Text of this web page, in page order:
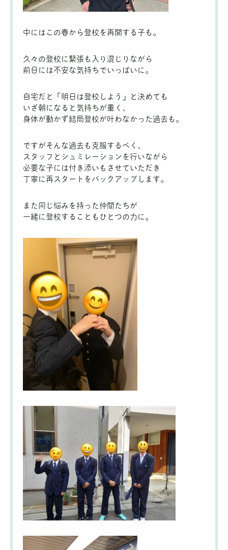
中にはこの春から登校を再開する子も。
久々の登校に緊張も入り混じりながら
前日には不安な気持ちでいっぱいに。
自宅だと「明日は登校しよう」と決めても
いざ朝になると気持ちが重く、
身体が動かず結局登校が叶わなかった過去も。
ですがそんな過去も克服するべく、
スタッフとシュミレーションを行いながら
必要な子には付き添いもさせていただき
丁寧に再スタートをバックアップします。
また同じ悩みを持った仲間たちが
一緒に登校することもひとつの力に。